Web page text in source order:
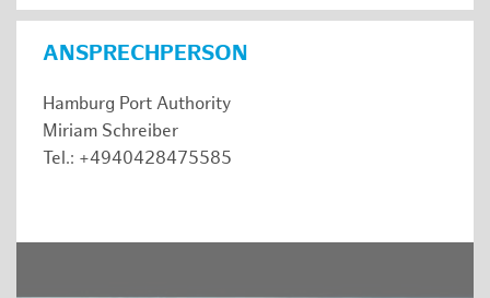
ANSPRECHPERSON
Hamburg Port Authority
Miriam Schreiber
Tel.: +4940428475585